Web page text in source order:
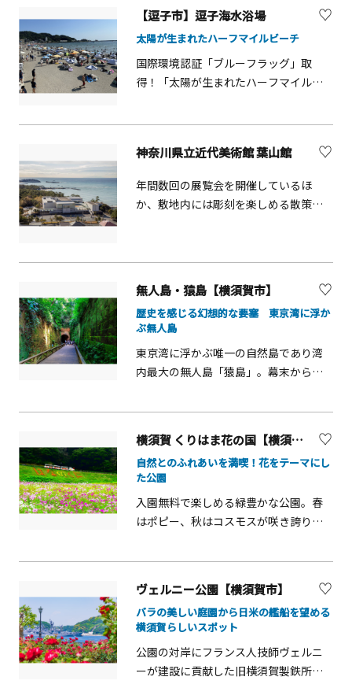
預かりなどの基本サービスが提供さ
れ、快適に海水浴を楽しめます。「海
上亭」では海鮮浜焼きや予約制の手ぶ
らBBQ、「海の美術館」ではバーベキ
ューや多彩な軽食、「カメハメハ大王
用意されています。海岸には公衆トイ
でも安心して過ごせる環境です。
在）」の環境づくり、「食」「ビーチ
スポーツ」、「音楽」及び「文化」コ
ンテンツの提供により新たな魅力を持
つ海水浴場として再生します！ライフ
ポーツが楽しめるエリア、地元の食材
ラック等も展開します。
【逗子市】逗子海水浴場
太陽が生まれたハーフマイルビーチ
国際環境認証「ブルーフラッグ」取
得！「太陽が生まれたハーフマイルビ
て楽しむことができます。【ご注意：
海水浴場開設期間中は砂浜での飲酒・
バーベキュー、入れ墨（タトゥー）の
露出、スピーカー等の拡声装置の使用
神奈川県立近代美術館 葉山館
年間数回の展覧会を開催しているほ
か、敷地内には彫刻を楽しめる散策路
らは一色海岸の眺望を楽しめます。
無人島・猿島【横須賀市】
歴史を感じる幻想的な要塞 東京湾に浮か
ぶ無人島
東京湾に浮かぶ唯一の自然島であり湾
内最大の無人島「猿島」。幕末から太
活躍し、島内には今でも砲台や兵舎の
レンガ造りの要塞にツタが絡まり苔む
した様子は、思わず息をのむほど幻想
的！より深く＆効率的に散策したい方
は、熟練のナビゲーターが案内する探
検ツアーがおすすめ。30分で島の見ど
憩は、島内唯一のテイクアウトレスト
ラン「Oceans Kitchen」で。横須賀海
軍カレーやヨコスカブルー（サイダ
ー）など、地元の食材を使った軽食や
ドリンクをいただけます。機材をレン
タルすれば、開放的なビーチでBBQも
可能です。釣りや磯遊びも楽しめるの
横須賀 くりはま花の国【横須賀市】
自然とのふれあいを満喫！花をテーマにし
た公園
入園無料で楽しめる緑豊かな公園。春
はポピー、秋はコスモスが咲き誇り、
人でにぎわいます。ほかにもハーブ園
どころがいっぱい！冒険ランドにある
巨大なゴジラのすべり台も子どもたち
に大人気です。花の見頃に合わせたま
つりや子どもが楽しめるイベントなど
も随時開催されています。
ヴェルニー公園【横須賀市】
バラの美しい庭園から日米の艦船を望める
横須賀らしいスポット
公園の対岸にフランス人技師ヴェルニ
ーが建設に貢献した旧横須賀製鉄所跡